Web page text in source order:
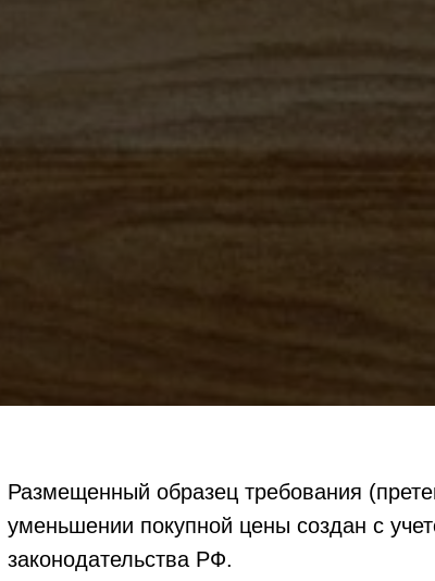
Размещенный образец требования
уменьшении покупной цены создан с
законодательства РФ.